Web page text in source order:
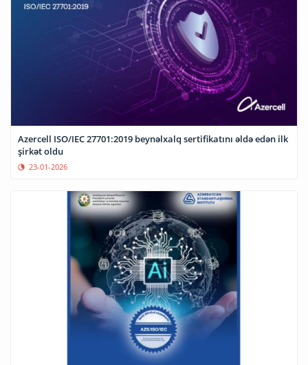
Azercell ISO/IEC 27701:2019 beynəlxalq sertifikatını əldə edən ilk
şirkət oldu
23-01-2026